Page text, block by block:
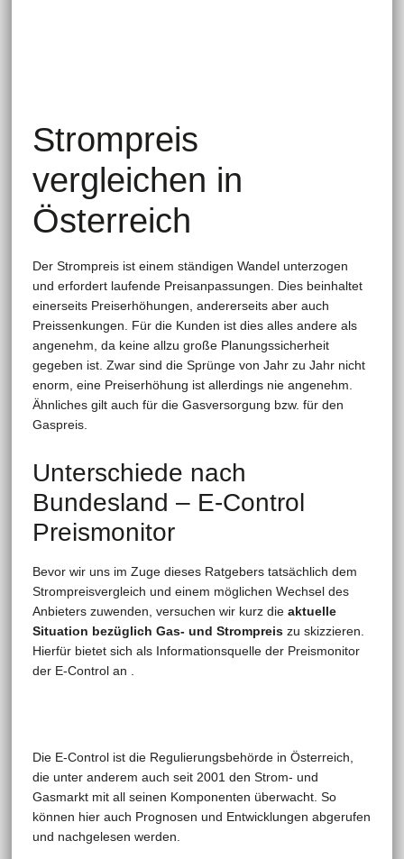
Strompreis
vergleichen in
Österreich
Der Strompreis ist einem ständigen Wandel unterzogen
und erfordert laufende Preisanpassungen. Dies beinhaltet
einerseits Preiserhöhungen, andererseits aber auch
Preissenkungen. Für die Kunden ist dies alles andere als
angenehm, da keine allzu große Planungssicherheit
gegeben ist. Zwar sind die Sprünge von Jahr zu Jahr nicht
enorm, eine Preiserhöhung ist allerdings nie angenehm.
Ähnliches gilt auch für die Gasversorgung bzw. für den
Gaspreis.
Unterschiede nach
Bundesland – E-Control
Preismonitor
Bevor wir uns im Zuge dieses Ratgebers tatsächlich dem
Strompreisvergleich und einem möglichen Wechsel des
Anbieters zuwenden, versuchen wir kurz die aktuelle
Situation bezüglich Gas- und Strompreiszu skizzieren.
Hierfür bietet sich als Informationsquelle der Preismonitor
der E-Control an .
Die E-Control ist die Regulierungsbehörde in Österreich,
die unter anderem auch seit 2001 den Strom- und
Gasmarkt mit all seinen Komponenten überwacht. So
können hier auch Prognosen und Entwicklungen abgerufen
und nachgelesen werden.